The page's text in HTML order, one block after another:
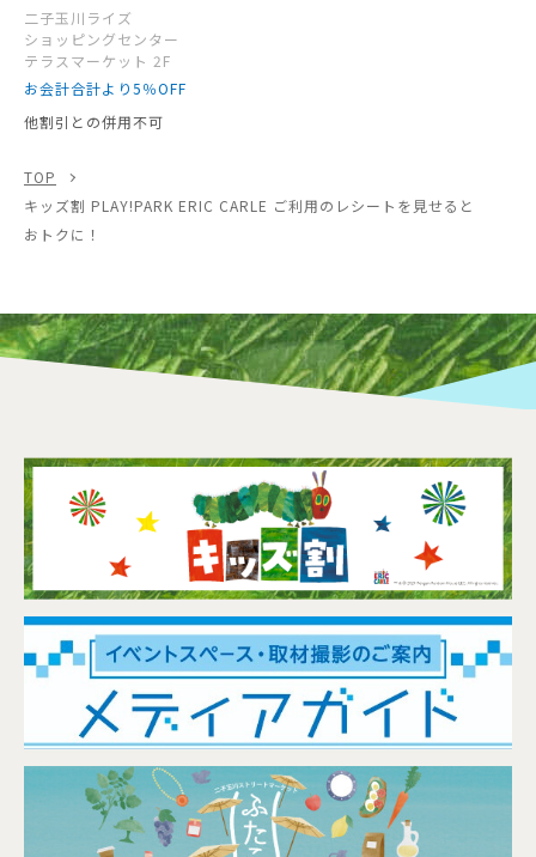
二子玉川ライズ
ショッピングセンター
テラスマーケット 2F
お会計合計より5％OFF
他割引との併用不可
TOP
キッズ割 PLAY!PARK ERIC CARLE ご利用のレシートを見せると
おトクに！